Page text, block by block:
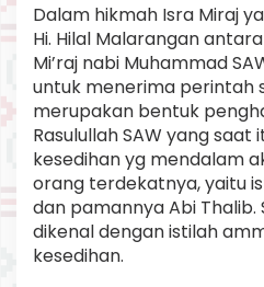
Dalam hikmah Isra Miraj
Hi. Hilal Malarangan
Mi’raj nabi Muhammad
untuk menerima perintah
merupakan bentuk
Rasulullah SAW yang saat
kesedihan yg mendalam
orang terdekatnya, yaitu
dan pamannya Abi Thalib.
dikenal dengan istilah
kesedihan.